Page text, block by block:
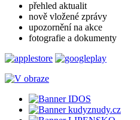
přehled aktualit
nově vložené zprávy
upozornění na akce
fotografie a dokumenty